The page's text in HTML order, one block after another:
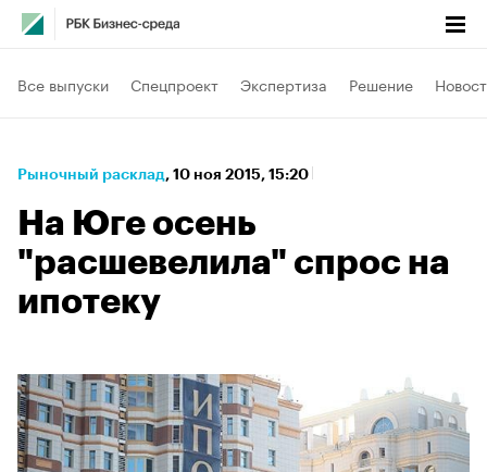
Все выпуски Спецпроект Экспертиза Решение
Рыночный расклад⁠, 10 ноя 2015, 15:20
На Юге осень
"расшевелила" спрос на
ипотеку